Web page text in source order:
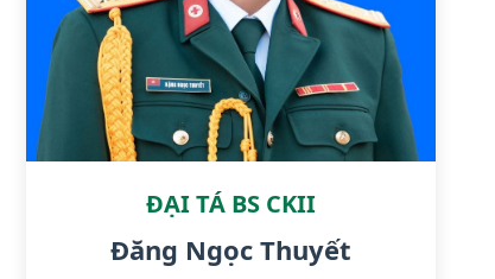
ĐẠI TÁ BS CKII
Đăng Ngọc Thuyết